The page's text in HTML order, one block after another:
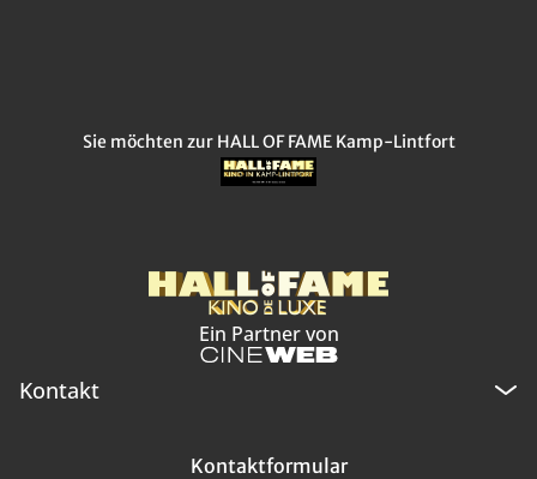
Sie möchten zur HALL OF FAME Kamp-Lintfort
Ein Partner von
Kontakt
Kontaktformular